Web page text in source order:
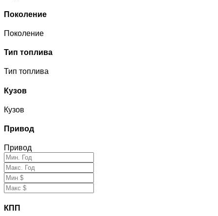
Поколение
Поколение
Тип топлива
Тип топлива
Кузов
Кузов
Привод
Привод
КПП